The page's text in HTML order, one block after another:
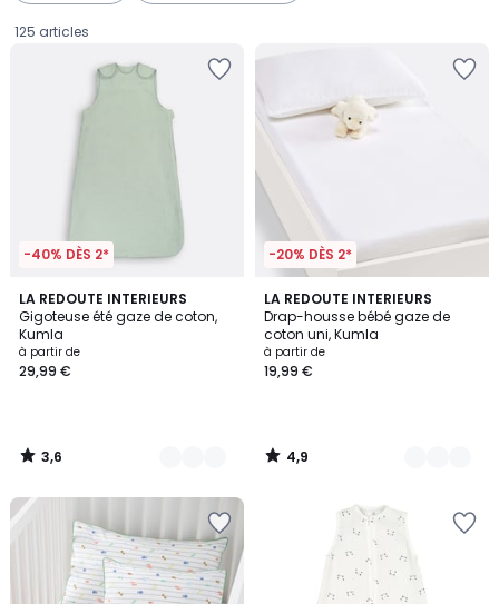
125 articles
-40% DÈS 2*
LA REDOUTE INTERIEURS
Gigoteuse été gaze de coton,
Kumla
Prix
à
29,99
€.
à partir de
29,99 €
3,6
/ 5
4
Couleurs
3,6
/
-20% DÈS 2*
LA REDOUTE INTERIEURS
Drap-housse bébé gaze de
coton uni, Kumla
à partir de
19,99 €
4,9
/ 5
4
Couleurs
4,9
/